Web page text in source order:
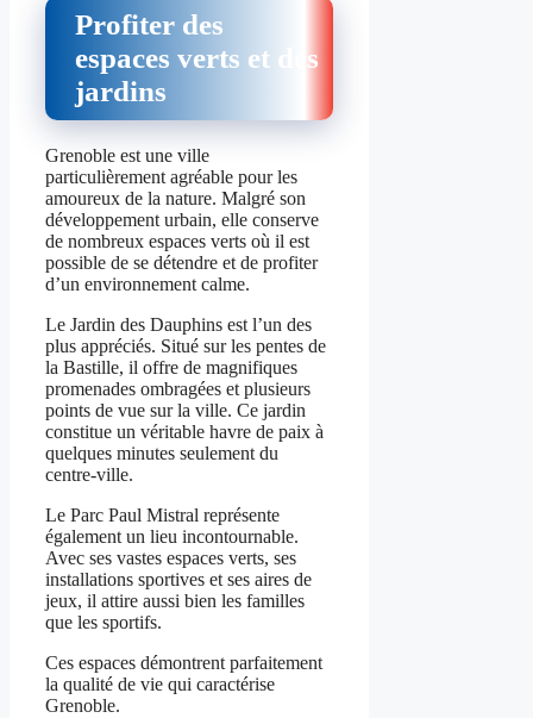
Profiter des
espaces verts et des
jardins
Grenoble est une ville
particulièrement agréable pour les
amoureux de la nature. Malgré son
développement urbain, elle conserve
de nombreux espaces verts où il est
possible de se détendre et de profiter
d’un environnement calme.
Le Jardin des Dauphins est l’un des
plus appréciés. Situé sur les pentes de
la Bastille, il offre de magnifiques
promenades ombragées et plusieurs
points de vue sur la ville. Ce jardin
constitue un véritable havre de paix à
quelques minutes seulement du
centre-ville.
Le Parc Paul Mistral représente
également un lieu incontournable.
Avec ses vastes espaces verts, ses
installations sportives et ses aires de
jeux, il attire aussi bien les familles
que les sportifs.
Ces espaces démontrent parfaitement
la qualité de vie qui caractérise
Grenoble.